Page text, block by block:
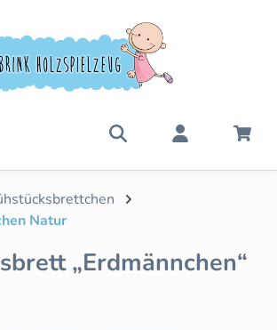
Natur
„Erdmännchen“